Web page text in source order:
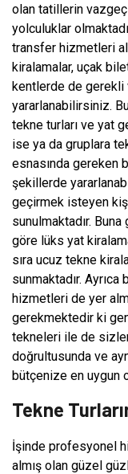
olan tatillerin
yolculuklar
transfer hizmetleri
kiralamalar, uçak
kentlerde de
yararlanabilirsiniz.
tekne turları ve yat
ise ya da gruplara
esnasında gereken
şekillerde
geçirmek isteyen
sunulmaktadır.
göre lüks yat
sıra ucuz tekne
sunmaktadır.
hizmetleri de yer
gerekmektedir ki
tekneleri ile de
doğrultusunda ve
bütçenize en uygun
Tekne
İşinde profesyonel
almış olan güzel